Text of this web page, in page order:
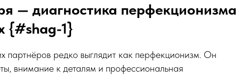
— диагностика
{#shag-1}
партнёров редко выглядит как перфекционизм. Он
внимание к деталям и профессиональная